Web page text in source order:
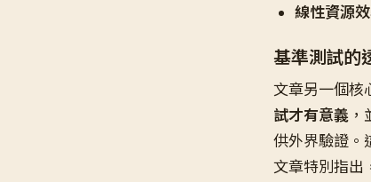
線性資源
基準測試的
文章另一個核
試才有意義
供外界驗證。
文章特別指出